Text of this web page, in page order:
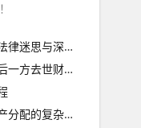
姻家庭律师解析
处理的复杂考量
的复杂难题